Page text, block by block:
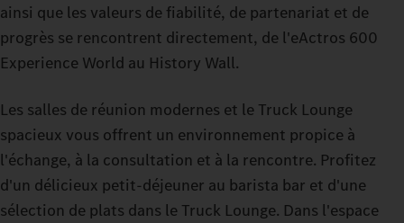
ainsi que les valeurs de fiabilité, de partenariat et de
progrès se rencontrent directement, de l'eActros 600
Experience World au History Wall.
Les salles de réunion modernes et le Truck Lounge
spacieux vous offrent un environnement propice à
l'échange, à la consultation et à la rencontre. Profitez
d'un délicieux petit-déjeuner au barista bar et d'une
sélection de plats dans le Truck Lounge. Dans l'espace